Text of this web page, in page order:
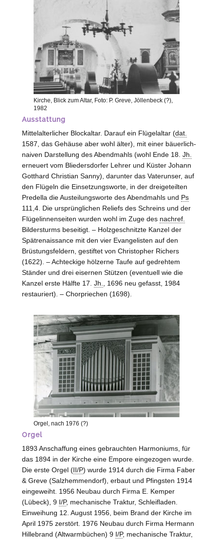
Kirche, Blick zum Altar, Foto: P. Greve, Jöllenbeck (?),
1982
Ausstattung
Mittelalterlicher Blockaltar. Darauf ein Flügelaltar (dat.
1587, das Gehäuse aber wohl älter), mit einer bäuerlich-
naiven Darstellung des Abendmahls (wohl Ende 18. Jh.
erneuert vom Bliedersdorfer Lehrer und Küster Johann
Gotthard Christian Sanny), darunter das Vaterunser, auf
den Flügeln die Einsetzungsworte, in der dreigeteilten
Predella die Austeilungsworte des Abendmahls und Ps
111,4. Die ursprünglichen Reliefs des Schreins und der
Flügelinnenseiten wurden wohl im Zuge des nachref.
Bildersturms beseitigt. – Holzgeschnitzte Kanzel der
Spätrenaissance mit den vier Evangelisten auf den
Brüstungsfeldern, gestiftet von Christopher Richers
(1622). – Achteckige hölzerne Taufe auf gedrehtem
Ständer und drei eisernen Stützen (eventuell wie die
Kanzel erste Hälfte 17. Jh.
, 1696 neu gefasst, 1984
restauriert). – Chorpriechen (1698).
Orgel, nach 1976 (?)
Orgel
1893 Anschaffung eines gebrauchten Harmoniums, für
das 1894 in der Kirche eine Empore eingezogen wurde.
Die erste Orgel (II/P) wurde 1914 durch die Firma Faber
& Greve (Salzhemmendorf), erbaut und Pfingsten 1914
eingeweiht. 1956 Neubau durch Firma E. Kemper
(Lübeck), 9 I/P, mechanische Traktur, Schleifladen.
Einweihung 12. August 1956, beim Brand der Kirche im
April 1975 zerstört. 1976 Neubau durch Firma Hermann
Hillebrand (Altwarmbüchen) 9 I/P, mechanische Traktur,